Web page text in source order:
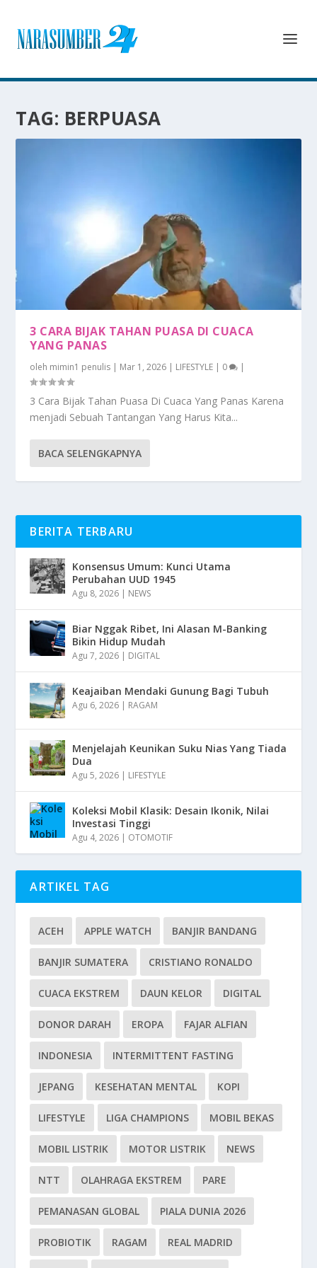
TAG: BERPUASA
3 CARA BIJAK TAHAN PUASA DI CUACA
YANG PANAS
oleh mimin1 penulis | Mar 1, 2026 | LIFESTYLE | 0 |
3 Cara Bijak Tahan Puasa Di Cuaca Yang Panas Karena
menjadi Sebuah Tantangan Yang Harus Kita...
BACA SELENGKAPNYA
BERITA TERBARU
Konsensus Umum: Kunci Utama
Perubahan UUD 1945
Agu 8, 2026 | NEWS
Biar Nggak Ribet, Ini Alasan M-Banking
Bikin Hidup Mudah
Agu 7, 2026 | DIGITAL
Keajaiban Mendaki Gunung Bagi Tubuh
Agu 6, 2026 | RAGAM
Menjelajah Keunikan Suku Nias Yang Tiada
Dua
Agu 5, 2026 | LIFESTYLE
Koleksi Mobil Klasik: Desain Ikonik, Nilai
Investasi Tinggi
Agu 4, 2026 | OTOMOTIF
ARTIKEL TAG
ACEH APPLE WATCH BANJIR BANDANG
BANJIR SUMATERA CRISTIANO RONALDO
CUACA EKSTREM DAUN KELOR DIGITAL
DONOR DARAH EROPA FAJAR ALFIAN
INDONESIA INTERMITTENT FASTING
JEPANG KESEHATAN MENTAL KOPI
LIFESTYLE LIGA CHAMPIONS MOBIL BEKAS
MOBIL LISTRIK MOTOR LISTRIK NEWS
NTT OLAHRAGA EKSTREM PARE
PEMANASAN GLOBAL PIALA DUNIA 2026
PROBIOTIK RAGAM REAL MADRID